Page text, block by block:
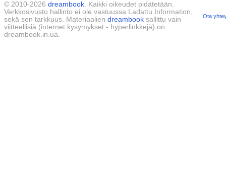
© 2010-2026 dreambook. Kaikki oikeudet pidätetään.
Verkkosivusto hallinto ei ole vastuussa Ladattu Information,
sekä sen tarkkuus. Materiaalien dreambook sallittu vain
viitteellisiä (internet kysymykset - hyperlinkkejä) on
dreambook.in.ua.
Ota